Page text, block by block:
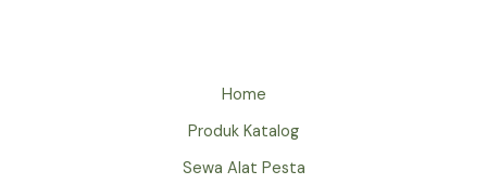
Home
Produk Katalog
Sewa Alat Pesta